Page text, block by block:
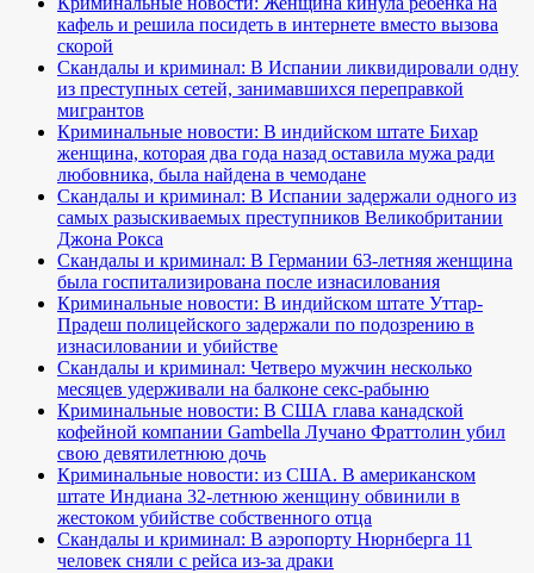
кафель и решила посидеть в интернете вместо вызова
скорой
Скандалы и криминал: В Испании ликвидировали одну
из преступных сетей, занимавшихся переправкой
мигрантов
Криминальные новости: В индийском штате Бихар
женщина, которая два года назад оставила мужа ради
любовника, была найдена в чемодане
Скандалы и криминал: В Испании задержали одного из
самых разыскиваемых преступников Великобритании
Джона Рокса
Скандалы и криминал: В Германии 63-летняя женщина
была госпитализирована после изнасилования
Криминальные новости: В индийском штате Уттар-
Прадеш полицейского задержали по подозрению в
изнасиловании и убийстве
Скандалы и криминал: Четверо мужчин несколько
месяцев удерживали на балконе секс-рабыню
Криминальные новости: В США глава канадской
кофейной компании Gambella Лучано Фраттолин убил
свою девятилетнюю дочь
Криминальные новости: из США. В американском
штате Индиана 32-летнюю женщину обвинили в
жестоком убийстве собственного отца
Скандалы и криминал: В аэропорту Нюрнберга 11
человек сняли с рейса из-за драки